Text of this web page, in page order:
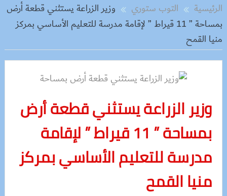
الرئيسية التوب ستوري
وزير الزراعة يستثني قطعة أرض
بمساحة ” 11 قيراط ” لإقامة مدرسة للتعليم الأساسي بمركز
منيا القمح
وزير الزراعة يستثني قطعة أرض
بمساحة ” 11 قيراط ” لإقامة
مدرسة للتعليم الأساسي بمركز
منيا القمح